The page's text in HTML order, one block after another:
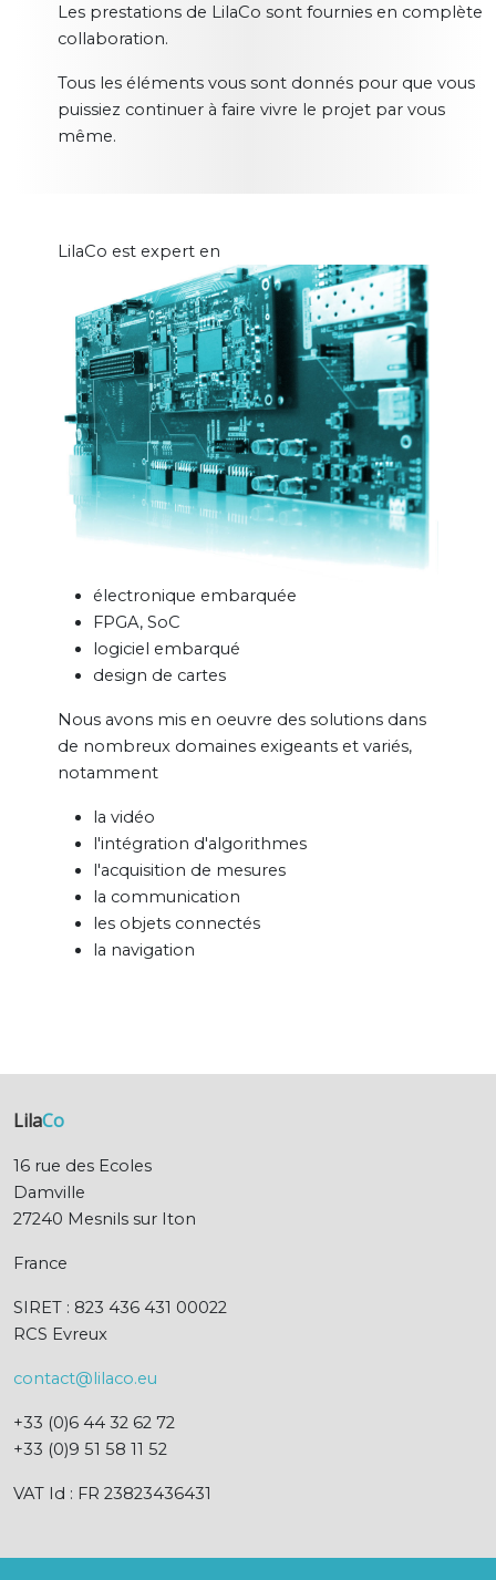
Les prestations de LilaCo sont fournies en complète
collaboration.
Tous les éléments vous sont donnés pour que vous
puissiez continuer à faire vivre le projet par vous
même.
LilaCo est expert en
électronique embarquée
FPGA, SoC
logiciel embarqué
design de cartes
Nous avons mis en oeuvre des solutions dans
de nombreux domaines exigeants et variés,
notamment
la vidéo
l'intégration d'algorithmes
l'acquisition de mesures
la communication
les objets connectés
la navigation
LilaCo
16 rue des Ecoles
Damville
27240 Mesnils sur Iton
France
SIRET : 823 436 431 00022
RCS Evreux
contact@lilaco.eu
+33 (0)6 44 32 62 72
+33 (0)9 51 58 11 52
VAT Id : FR 23823436431